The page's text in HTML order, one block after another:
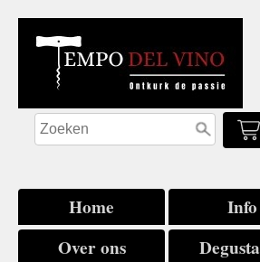
Home
Info
Over ons